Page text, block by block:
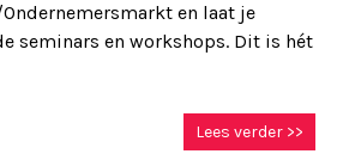
en laat je
seminars en workshops. Dit is hét
Lees verder >>